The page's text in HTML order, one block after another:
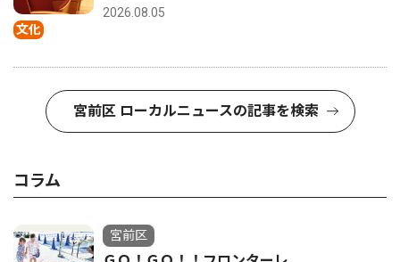
文化
2026.08.05
宮前区 ローカルニュースの記事を検索
コラム
宮前区